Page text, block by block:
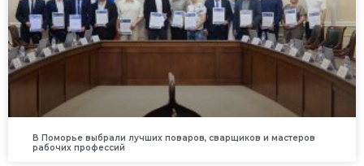
В Поморье выбрали лучших поваров, сварщиков и мастеров
рабочих профессий